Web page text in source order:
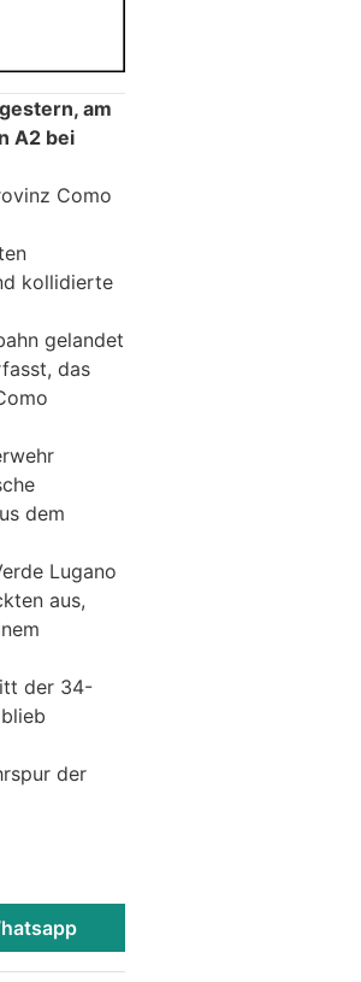
am
A2 bei
Como
kollidierte
gelandet
das
dem
Lugano
aus,
der 34-
der